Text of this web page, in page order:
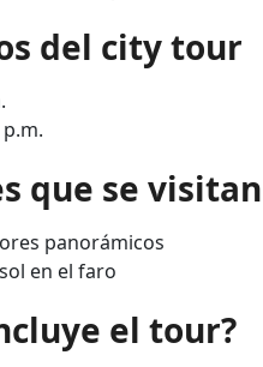
del city tour
que se visitan
panorámicos
en el faro
el tour?